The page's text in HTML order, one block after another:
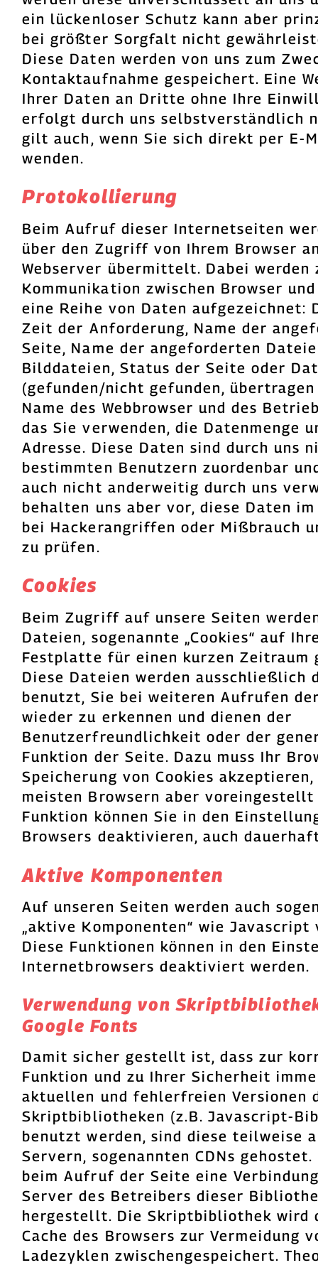
ein lückenloser Schutz kann aber
bei größter Sorgfalt nicht
Diese Daten werden von uns zum
Kontaktaufnahme gespeichert. Eine
Ihrer Daten an Dritte ohne Ihre
erfolgt durch uns selbstverständlich
gilt auch, wenn Sie sich direkt per E-
wenden.
Protokollierung
Beim Aufruf dieser Internetseiten
über den Zugriff von Ihrem Browser
Webserver übermittelt. Dabei werden
Kommunikation zwischen Browser
eine Reihe von Daten aufgezeichnet:
Zeit der Anforderung, Name der
Seite, Name der angeforderten
Bilddateien, Status der Seite oder
(gefunden/nicht gefunden,
Name des Webbrowser und des
das Sie verwenden, die Datenmenge
Adresse. Diese Daten sind durch uns
bestimmten Benutzern zuordenbar
auch nicht anderweitig durch uns
behalten uns aber vor, diese Daten
bei Hackerangriffen oder Mißbrauch
zu prüfen.
Cookies
Beim Zugriff auf unsere Seiten
Dateien, sogenannte „Cookies“ auf
Festplatte für einen kurzen Zeitraum
Diese Dateien werden ausschließlich
benutzt, Sie bei weiteren Aufrufen
wieder zu erkennen und dienen der
Benutzerfreundlichkeit oder der
Funktion der Seite. Dazu muss Ihr
Speicherung von Cookies
meisten Browsern aber voreingestellt
Funktion können Sie in den
Browsers deaktivieren, auch
Aktive Komponenten
Auf unseren Seiten werden auch
„aktive Komponenten“ wie Javascript
Diese Funktionen können in den
Internetbrowsers deaktiviert werden.
Verwendung von
Google Fonts
Damit sicher gestellt ist, dass zur
Funktion und zu Ihrer Sicherheit
aktuellen und fehlerfreien Versionen
Skriptbibliotheken (z.B. Javascript-
benutzt werden, sind diese teilweise
Servern, sogenannten CDNs
beim Aufruf der Seite eine
Server des Betreibers dieser
hergestellt. Die Skriptbibliothek wird
Cache des Browsers zur Vermeidung
Ladezyklen zwischengespeichert.